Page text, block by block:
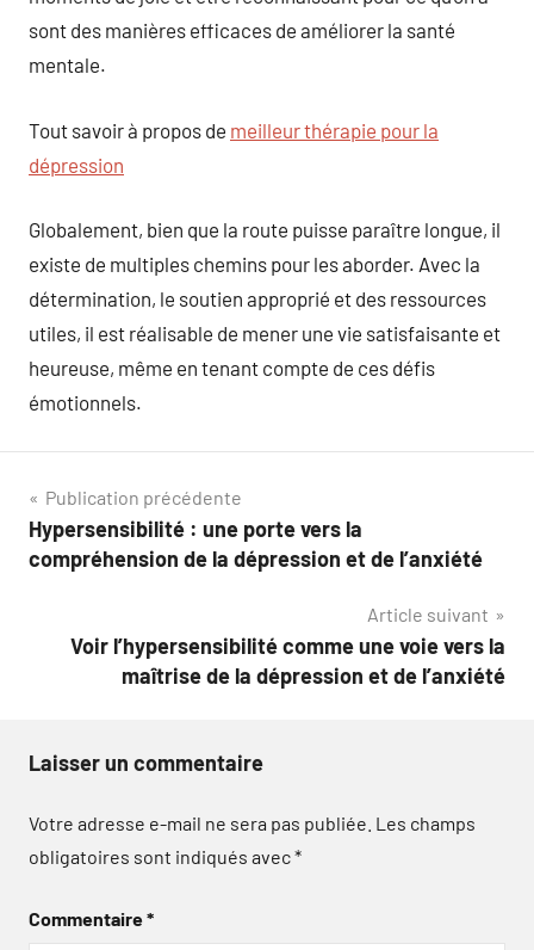
sont des manières efficaces de améliorer la santé
mentale.
Tout savoir à propos de meilleur thérapie pour la
dépression
Globalement, bien que la route puisse paraître longue, il
existe de multiples chemins pour les aborder. Avec la
détermination, le soutien approprié et des ressources
utiles, il est réalisable de mener une vie satisfaisante et
heureuse, même en tenant compte de ces défis
émotionnels.
Navigation
de
Publication précédente
Hypersensibilité : une porte vers la
compréhension de la dépression et de l’anxiété
Article suivant
Voir l’hypersensibilité comme une voie vers la
maîtrise de la dépression et de l’anxiété
Laisser un commentaire
Votre adresse e-mail ne sera pas publiée. Les champs
obligatoires sont indiqués avec*
Commentaire*